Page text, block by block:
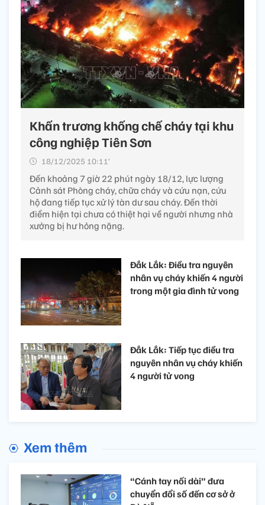
Khấn trương khống chế cháy tại khu
công nghiệp Tiên Sơn
18/12/2025 10:11’
Đến khoảng 7 giờ 22 phút ngày 18/12, lực lượng
Cảnh sát Phòng cháy, chữa cháy và cứu nạn, cứu
hộ đang tiếp tục xử lý tàn dư sau cháy. Đến thời
điểm hiện tại chưa có thiệt hại về người nhưng nhà
xưởng bị hư hỏng nặng.
Đắk Lắk: Điều tra nguyên
nhân vụ cháy khiến 4 người
trong một gia đình tử vong
Đắk Lắk: Tiếp tục điều tra
nguyên nhân vụ cháy khiến
4 người tử vong​
Xem thêm
“Cánh tay nối dài” đưa
chuyển đổi số đến cơ sở ở